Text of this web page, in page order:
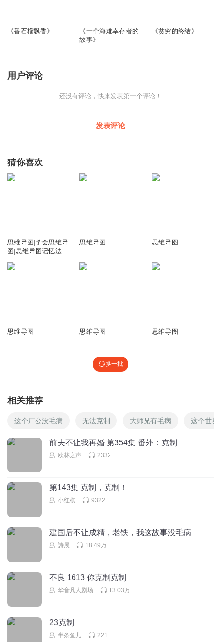
《番石榴飘香》
《一个海难幸存者的
故事》
《贫穷的终结》
用户评论
还没有评论，快来发表第一个评论！
发表评论
猜你喜欢
思维导图|学会思维导
图|思维导图记忆法|
思维导图 思维导图
思维导图 思维导图 思维导图
换一批
相关推荐
这个厂公没毛病 无法克制 大师兄有毛病 这个世界
前夫不让我再婚 第354集 番外：克制
欧林之声 2332
第143集 克制，克制！
小红棋 9322
建国后不让成精，老铁，我这故事没毛病
詩展 18.49万
不良 1613 你克制克制
华音凡人剧场 13.03万
23克制
半条鱼儿 221